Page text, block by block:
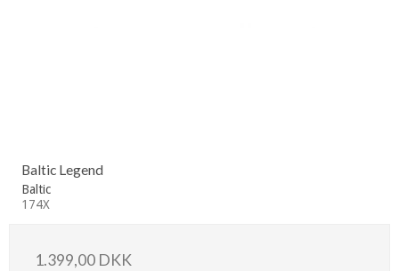
Baltic Legend
Baltic
174X
1.399,00 DKK